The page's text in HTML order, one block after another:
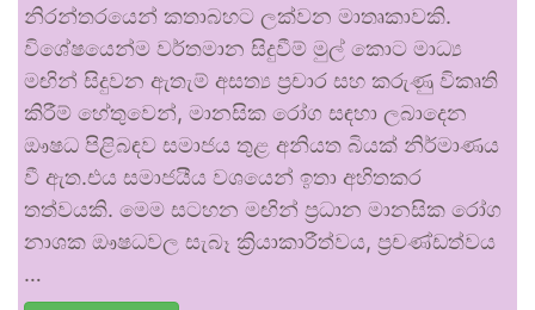
නිරන්තරයෙන් කතාබහට ලක්වන මාතෘකාවකි.
විශේෂයෙන්ම වර්තමාන සිදුවීම් මුල් කොට මාධ්‍ය
මඟින් සිදුවන ඇතැම් අසත්‍ය ප්‍රචාර සහ කරුණු විකෘති
කිරීම් හේතුවෙන්, මානසික රෝග සඳහා ලබාදෙන
ඖෂධ පිළිබඳව සමාජය තුළ අනියත බියක් නිර්මාණය
වී ඇත.එය සමාජයීය වශයෙන් ඉතා අහිතකර
තත්වයකි. මෙම සටහන මඟින් ප්‍රධාන මානසික රෝග
නාශක ඖෂධවල සැබෑ ක්‍රියාකාරීත්වය, ප්‍රචණ්ඩත්වය
…